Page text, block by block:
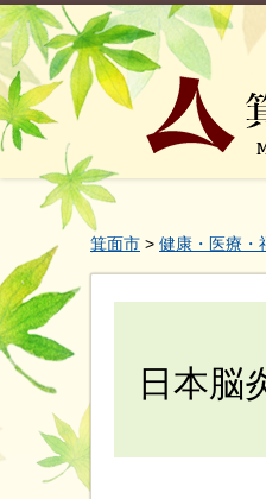
箕面市 > 健康・医療・
日本脳